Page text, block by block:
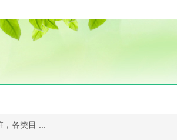
各类目 ...